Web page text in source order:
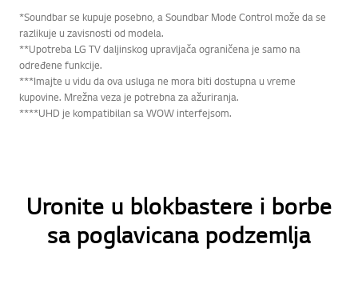
*Soundbar se kupuje posebno, a Soundbar Mode Control može da se
razlikuje u zavisnosti od modela.
**Upotreba LG TV daljinskog upravljača ograničena je samo na
određene funkcije.
***Imajte u vidu da ova usluga ne mora biti dostupna u vreme
kupovine. Mrežna veza je potrebna za ažuriranja.
****UHD je kompatibilan sa WOW interfejsom.
Uronite u blokbastere i borbe
sa poglavicana podzemlja